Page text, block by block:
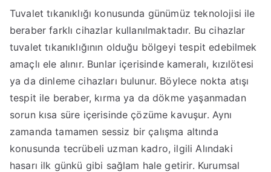
Tuvalet tıkanıklığı konusunda günümüz teknolojisi ile
beraber farklı cihazlar kullanılmaktadır. Bu cihazlar
tuvalet tıkanıklığının olduğu bölgeyi tespit edebilmek
amaçlı ele alınır. Bunlar içerisinde kameralı, kızılötesi
ya da dinleme cihazları bulunur. Böylece nokta atışı
tespit ile beraber, kırma ya da dökme yaşanmadan
sorun kısa süre içerisinde çözüme kavuşur. Aynı
zamanda tamamen sessiz bir çalışma altında
konusunda tecrübeli uzman kadro, ilgili Alındaki
hasarı ilk günkü gibi sağlam hale getirir. Kurumsal